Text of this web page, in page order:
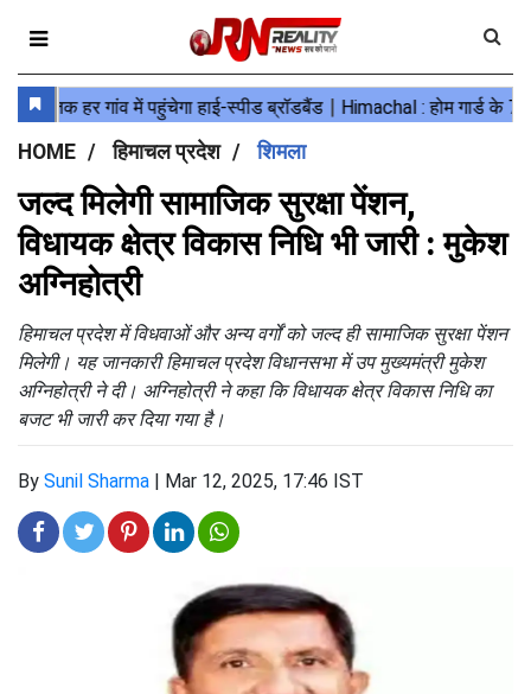
HOME हिमाचल प्रदेश शिमला
जल्द मिलेगी सामाजिक सुरक्षा पेंशन,
विधायक क्षेत्र विकास निधि भी जारी : मुकेश
अग्निहोत्री
हिमाचल प्रदेश में विधवाओं और अन्य वर्गों को जल्द ही सामाजिक सुरक्षा पेंशन
मिलेगी। यह जानकारी हिमाचल प्रदेश विधानसभा में उप मुख्यमंत्री मुकेश
अग्निहोत्री ने दी। अग्निहोत्री ने कहा कि विधायक क्षेत्र विकास निधि का
बजट भी जारी कर दिया गया है।
By Sunil Sharma | Mar 12, 2025, 17:46 IST